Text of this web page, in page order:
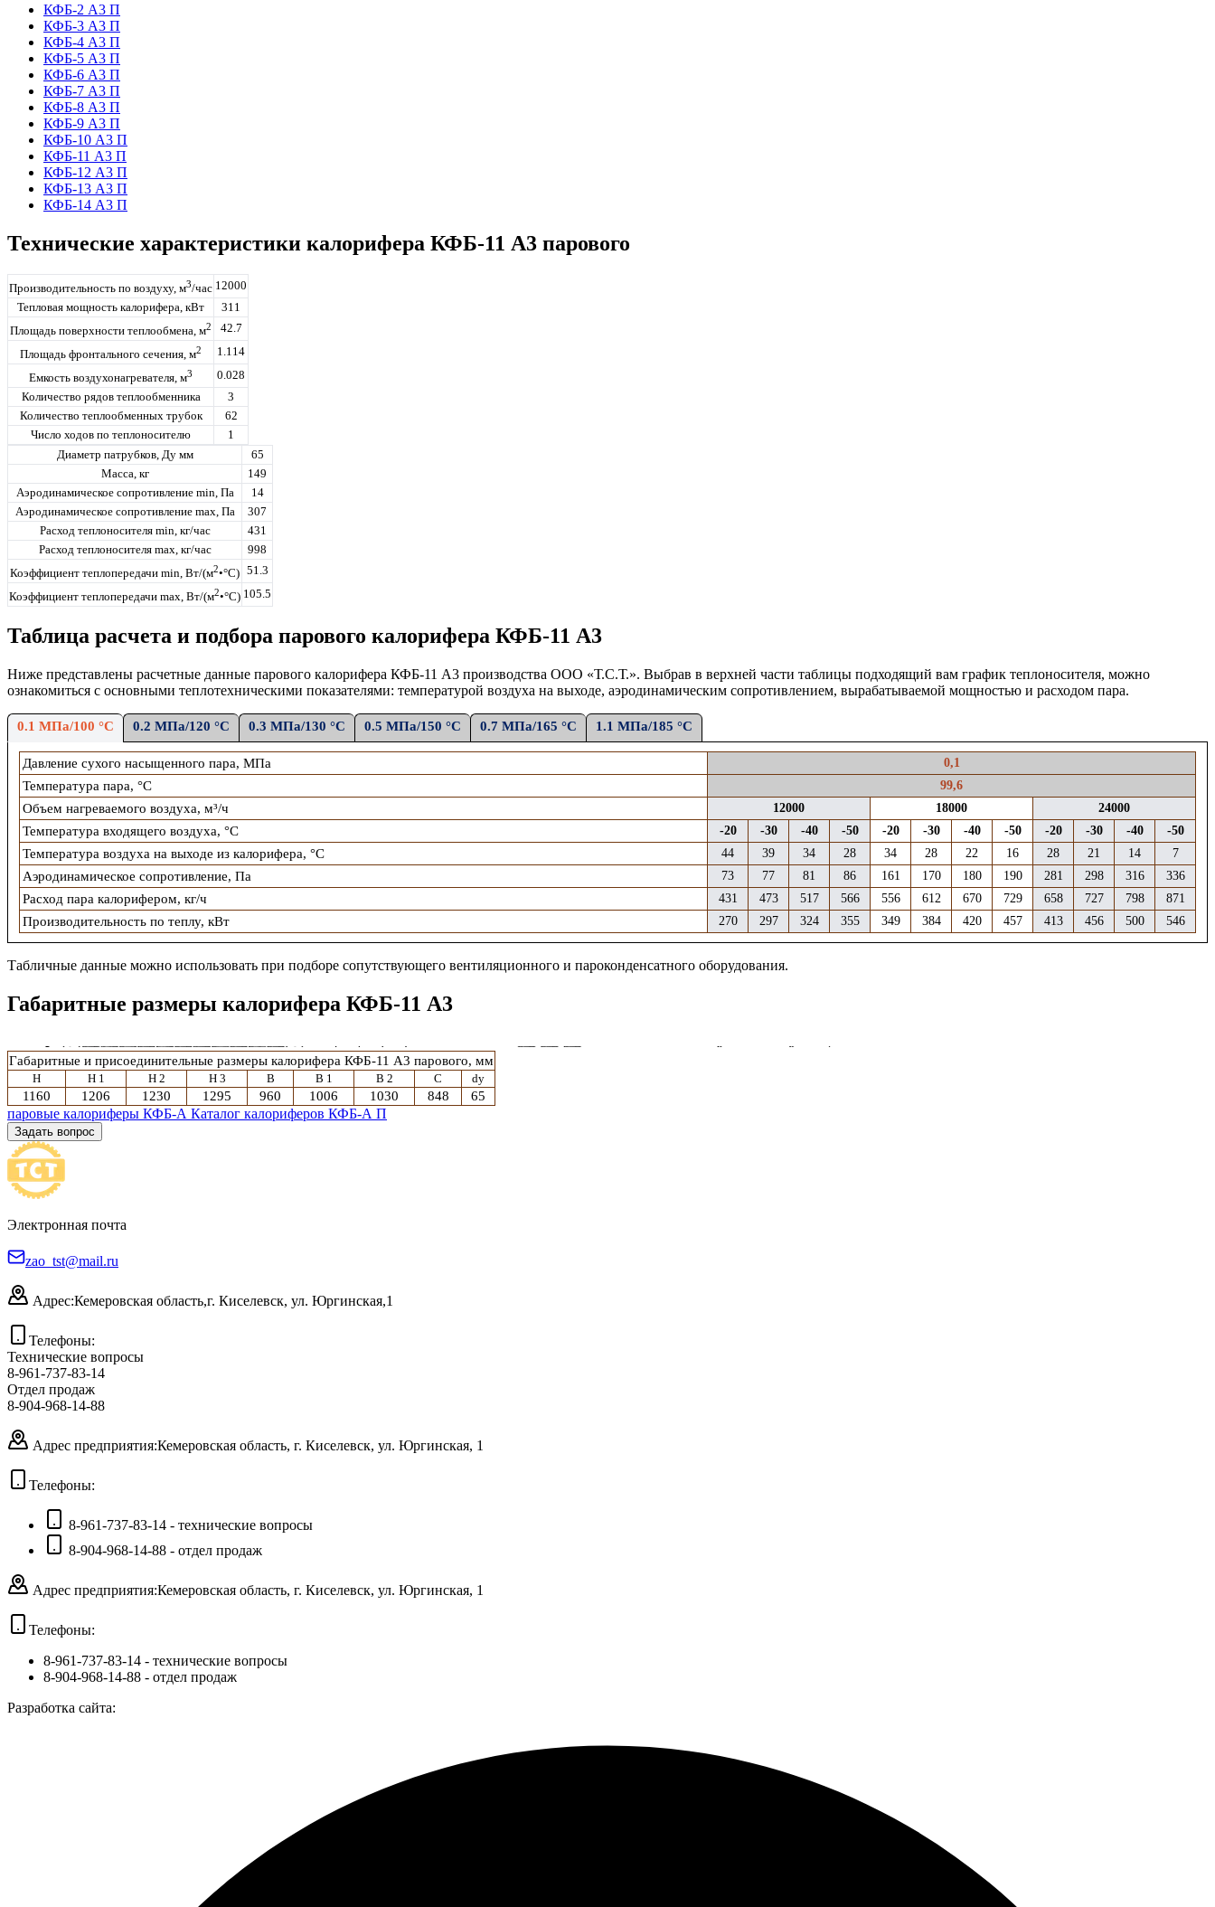
КФБ-2 А3 П
КФБ-3 А3 П
КФБ-4 А3 П
КФБ-5 А3 П
КФБ-6 А3 П
КФБ-7 А3 П
КФБ-8 А3 П
КФБ-9 А3 П
КФБ-10 А3 П
КФБ-11 А3 П
КФБ-12 А3 П
КФБ-13 А3 П
КФБ-14 А3 П
Технические характеристики калорифера КФБ-11 А3 парового
Производительность по воздуху, м3/час 12000
Тепловая мощность калорифера, кВт
311
Площадь поверхности теплообмена, м2
42.7
Площадь фронтального сечения, м2
1.114
Емкость воздухонагревателя, м3
0.028
Количество рядов теплообменника
3
Количество теплообменных трубок
62
Число ходов по теплоносителю
1
Диаметр патрубков, Ду мм
65
Масса, кг
149
Аэродинамическое сопротивление min, Па
14
Аэродинамическое сопротивление max, Па
307
Расход теплоносителя min, кг/час
431
Расход теплоносителя max, кг/час
998
Коэффициент теплопередачи min, Вт/(м2•°С) 51.3
Коэффициент теплопередачи max, Вт/(м2•°С) 105.5
Таблица расчета и подбора парового калорифера КФБ-11 А3
Ниже представлены расчетные данные парового калорифера КФБ-11 А3 производства ООО «Т.С.Т.». Выбрав в верхней части таблицы подходящий вам график теплоносителя, можно
ознакомиться с основными теплотехническими показателями: температурой воздуха на выходе, аэродинамическим сопротивлением, вырабатываемой мощностью и расходом пара.
0.1 МПа/100 °С 0.2 МПа/120 °С 0.3 МПа/130 °С 0.5 МПа/150 °С 0.7 МПа/165 °С 1.1 МПа/185 °С
Давление сухого насыщенного пара, МПа 0,1
Температура пара, °С 99,6
Объем нагреваемого воздуха, м³/ч 12000 18000 24000
Температура входящего воздуха, °С -20 -30 -40 -50 -20 -30 -40 -50 -20 -30 -40 -50
Температура воздуха на выходе из калорифера, °С 44 39 34 28 34 28 22 16 28 21 14 7
Аэродинамическое сопротивление, Па 73 77 81 86 161 170 180 190 281 298 316 336
Расход пара калорифером, кг/ч 431 473 517 566 556 612 670 729 658 727 798 871
Производительность по теплу, кВт 270 297 324 355 349 384 420 457 413 456 500 546
Табличные данные можно использовать при подборе сопутствующего вентиляционного и пароконденсатного оборудования.
Габаритные размеры калорифера КФБ-11 А3
Габаритные и присоединительные размеры калорифера КФБ-11 А3 парового, мм
H H 1 H 2 H 3 B B 1 B 2 C dy
1160 1206 1230 1295 960 1006 1030 848 65
паровые калориферы КФБ-А Каталог калориферов КФБ-А П
Задать вопрос
Электронная почта
zao_tst@mail.ru
Адрес:Кемеровская область,г. Киселевск, ул. Юргинская,1
Телефоны:
Технические вопросы
8-961-737-83-14
Отдел продаж
8-904-968-14-88
Адрес предприятия:Кемеровская область, г. Киселевск, ул. Юргинская, 1
Телефоны:
8-961-737-83-14 - технические вопросы
8-904-968-14-88 - отдел продаж
Адрес предприятия:Кемеровская область, г. Киселевск, ул. Юргинская, 1
Телефоны:
8-961-737-83-14 - технические вопросы
8-904-968-14-88 - отдел продаж
Разработка сайта: